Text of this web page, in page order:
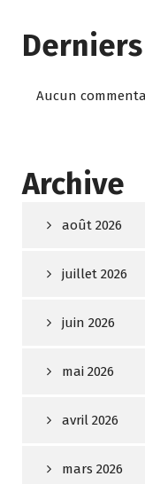
Aucun
Archive
août 2026
juillet 2026
juin 2026
mai 2026
avril 2026
mars 2026